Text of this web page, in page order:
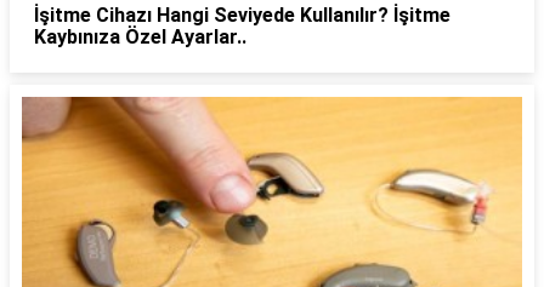
İşitme Cihazı Hangi Seviyede Kullanılır? İşitme
Kaybınıza Özel Ayarlar..